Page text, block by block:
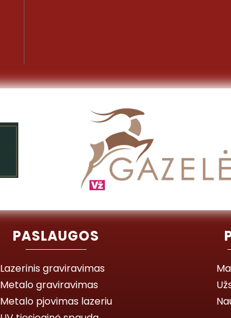
PASLAUGOS
Lazerinis graviravimas
Metalo graviravimas
Metalo pjovimas lazeriu